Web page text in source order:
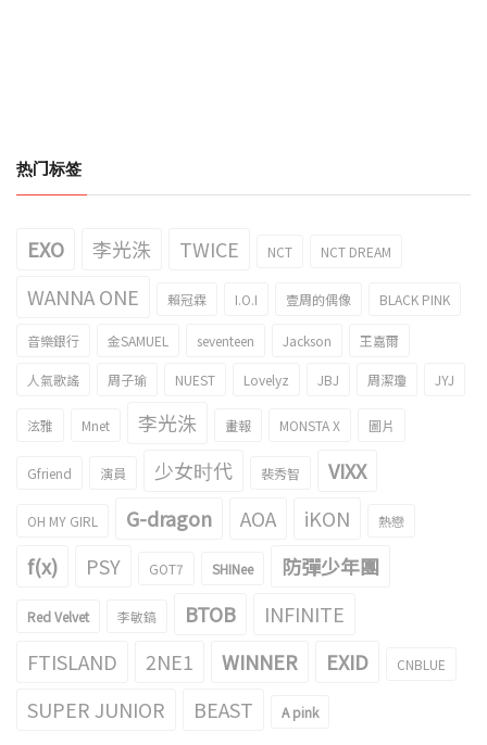
热门标签
EXO 李光洙 TWICE NCT NCT DREAM
WANNA ONE 賴冠霖 I.O.I 壹周的偶像 BLACK PINK
音樂銀行 金SAMUEL seventeen Jackson 王嘉爾
人氣歌謠 周子瑜 NUEST Lovelyz JBJ 周潔瓊 JYJ
泫雅 Mnet 李光洙 畫報 MONSTA X 圖片
Gfriend 演員 少女时代 裴秀智 VIXX
OH MY GIRL G-dragon AOA iKON 熱戀
f(x) PSY GOT7 SHINee 防彈少年團
Red Velvet 李敏鎬 BTOB
INFINITE
FTISLAND
2NE1 WINNER EXID CNBLUE
SUPER JUNIOR BEAST A pink